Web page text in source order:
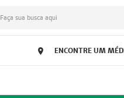
Faça sua busca aqui
ENCONTRE UM